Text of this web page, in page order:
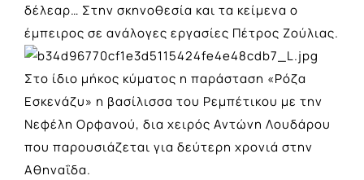
δέλεαρ… Στην σκηνοθεσία και τα κείμενα ο
έμπειρος σε ανάλογες εργασίες Πέτρος Ζούλιας.
Στο ίδιο μήκος κύματος η παράσταση «Ρόζα
Εσκενάζυ» η βασίλισσα του Ρεμπέτικου με την
Νεφέλη Ορφανού, δια χειρός Αντώνη Λουδάρου
που παρουσιάζεται για δεύτερη χρονιά στην
Αθηναΐδα.